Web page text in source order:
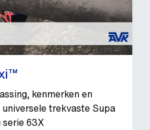
kenmerken en
trekvaste Supa
63X